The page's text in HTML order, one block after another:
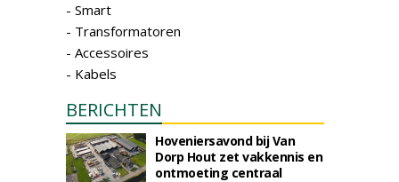
- Smart
- Transformatoren
- Accessoires
- Kabels
BERICHTEN
Hoveniersavond bij Van
Dorp Hout zet vakkennis en
ontmoeting centraal